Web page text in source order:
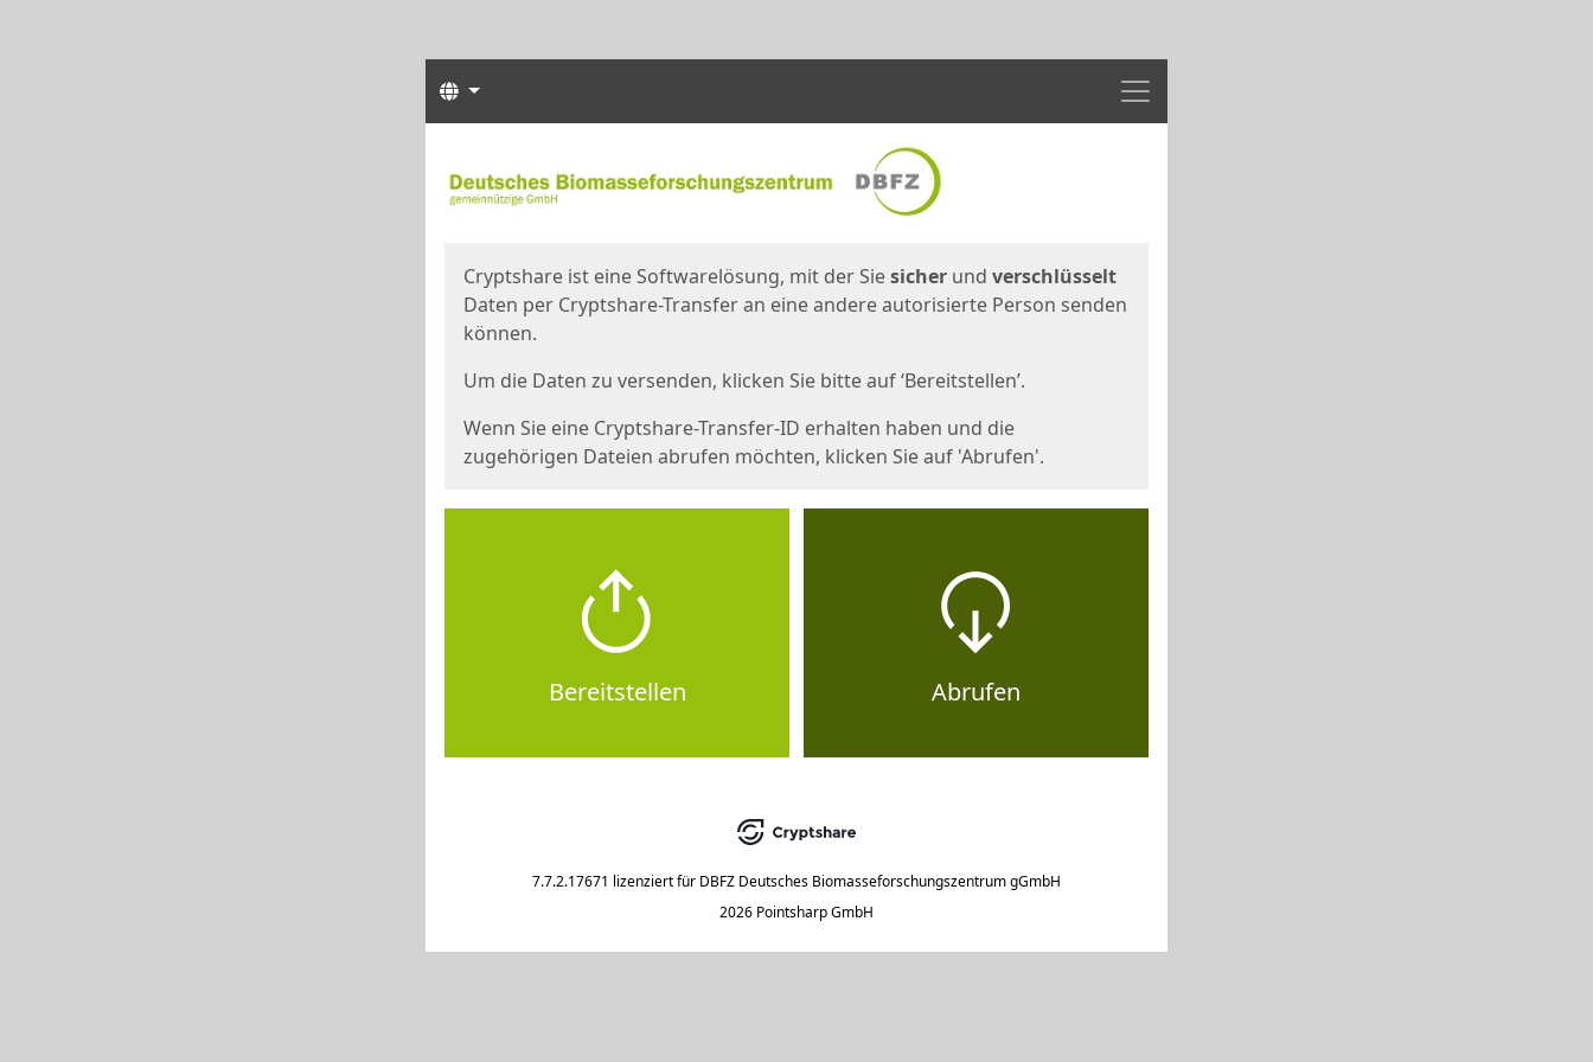
Menü
Sprachen
Cryptshare ist eine Softwarelösung, mit der Siesicher und verschlüsselt
Daten per Cryptshare-Transfer an eine andere autorisierte Person senden
können.
Um die Daten zu versenden, klicken Sie bitte auf ‘Bereitstellen’.
Wenn Sie eine Cryptshare-Transfer-ID erhalten haben und die
zugehörigen Dateien abrufen möchten, klicken Sie auf 'Abrufen'.
Bereitstellen Abrufen
7.7.2.17671 lizenziert für DBFZ Deutsches Biomasseforschungszentrum gGmbH
2026 Pointsharp GmbH